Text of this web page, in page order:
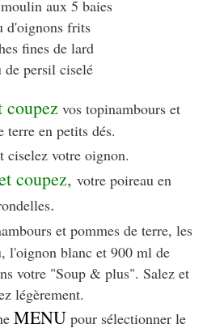
aux 5 baies
d'oignons frits
fines de lard
de persil ciselé
coupezvos topinambours et
terre en petits dés.
ciselez votre oignon.
coupez, votre poireau en
.
et pommes de terre, les
l'oignon blanc et 900 ml de
votre "Soup & plus". Salez et
légèrement.
MENUpour sélectionner le